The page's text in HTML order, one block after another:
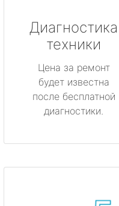
Диагностика
техники
Цена за ремонт
будет известна
после бесплатной
диагностики.